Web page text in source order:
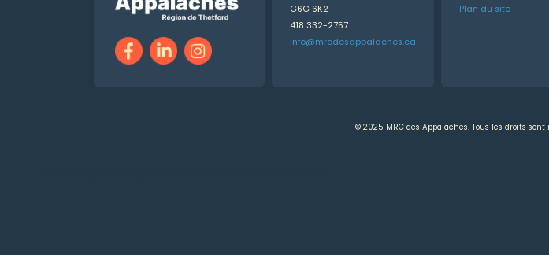
G6G 6K2
418 332-2757
info@mrcdesappalaches.ca
Plan du site
© 2025 MRC des Appalaches. Tous les droits sont